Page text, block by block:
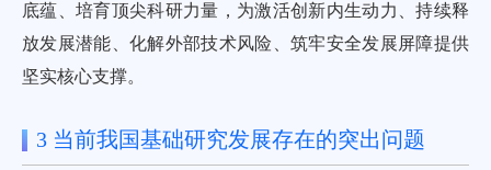
底蕴、培育顶尖科研力量，为激活创新内生动力、持续释
放发展潜能、化解外部技术风险、筑牢安全发展屏障提供
坚实核心支撑。
3 当前我国基础研究发展存在的突出问题